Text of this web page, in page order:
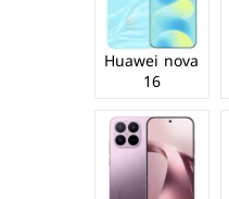
Huawei nova
16